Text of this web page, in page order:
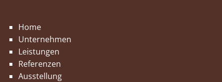
Home
Unternehmen
Leistungen
Referenzen
Ausstellung